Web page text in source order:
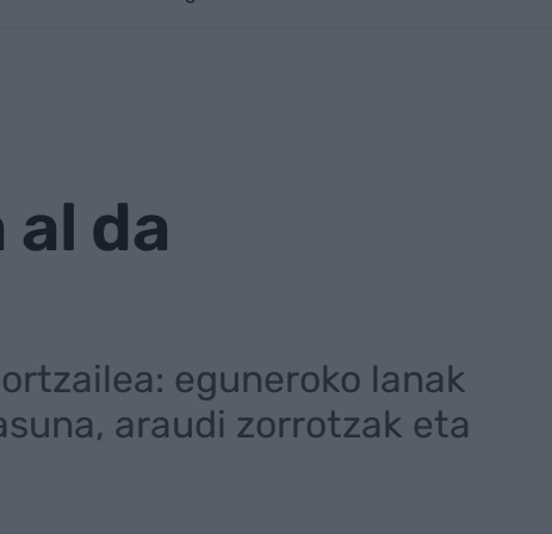
da
eguneroko lanak
araudi zorrotzak eta